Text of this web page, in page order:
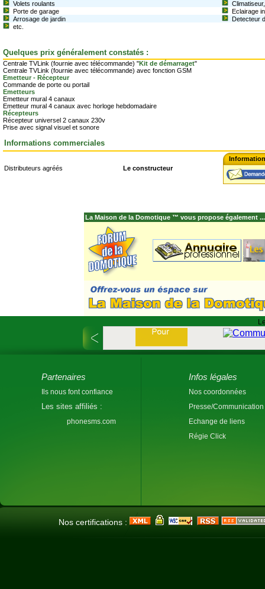
Volets roulants
Porte de garage
Eclairage
Arrosage de jardin
Detecteur
etc.
Quelques prix généralement constatés :
Centrale TVLink (fournie avec télécommande) "Kit de démarraget"
Centrale TVLink (fournie avec télécommande) avec fonction GSM
Emetteur - Récepteur
Commande de porte ou portail
Emetteurs
Emetteur mural 4 canaux
Emetteur mural 4 canaux avec horloge hebdomadaire
Récepteurs
Récepteur universel 2 canaux 230v
Prise avec signal visuel et sonore
Informations commerciales
Distributeurs agréés Le constructeur
La Maison de la Domotique ™ vous propose également ...
Partenaires
Ils nous font confiance
Les sites affiliés :
phonesms.com
Infos légales
Nos coordonnées
Presse/Communication
Echange de liens
Régie Click
Nos certifications :